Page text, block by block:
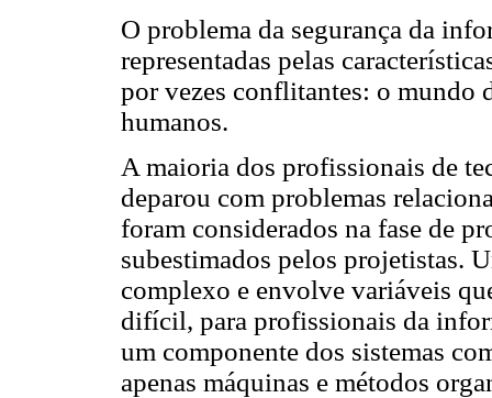
O problema da segurança da
representadas pelas
por vezes conflitantes: o mundo
humanos.
A maioria dos profissionais de
deparou com problemas
foram considerados na fase de
subestimados pelos projetistas.
complexo e envolve variáveis
difícil, para profissionais da
um componente dos sistemas
apenas máquinas e métodos